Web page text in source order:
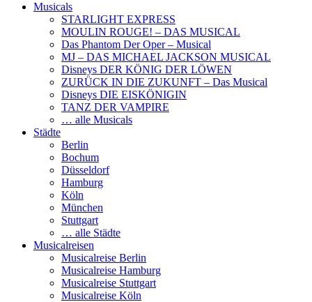
Musicals
STARLIGHT EXPRESS
MOULIN ROUGE! – DAS MUSICAL
Das Phantom Der Oper – Musical
MJ – DAS MICHAEL JACKSON MUSICAL
Disneys DER KÖNIG DER LÖWEN
ZURÜCK IN DIE ZUKUNFT – Das Musical
Disneys DIE EISKÖNIGIN
TANZ DER VAMPIRE
… alle Musicals
Städte
Berlin
Bochum
Düsseldorf
Hamburg
Köln
München
Stuttgart
… alle Städte
Musicalreisen
Musicalreise Berlin
Musicalreise Hamburg
Musicalreise Stuttgart
Musicalreise Köln